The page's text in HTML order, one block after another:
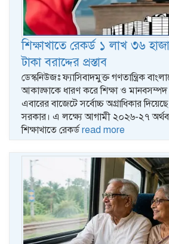
শিক্ষাখাতে রেকর্ড ১ লাখ ৩৬
টাকা বরাদ্দের প্রস্তাব
ডেস্কনিউজঃ ফ্যাসিবাদমুক্ত গণতান্ত্রিক
আকাঙ্ক্ষাকে ধারণ করে শিক্ষা ও
এবারের বাজেটে সর্বোচ্চ অগ্রাধিকার
সরকার। এ লক্ষ্যে আগামী ২০২৬-২৭
শিক্ষাখাতে রেকর্ডread more